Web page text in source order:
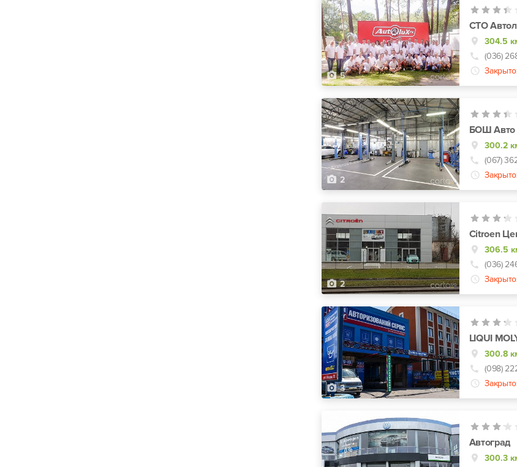
5
СТО
304.5
(036)
2
БОШ Авто
300.2
(067)
2
Citroen
306.5
(036)
3
LIQUI
300.8
(098)
Автоград
300.3